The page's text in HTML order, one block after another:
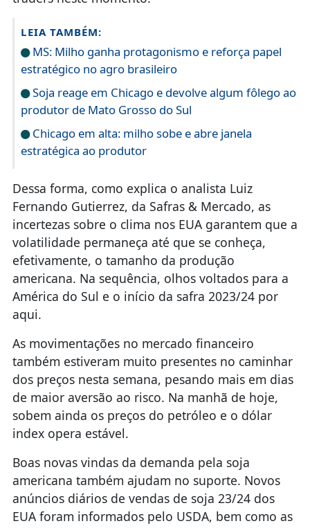
LEIA TAMBÉM:
MS: Milho ganha protagonismo e reforça papel
estratégico no agro brasileiro
Soja reage em Chicago e devolve algum fôlego ao
produtor de Mato Grosso do Sul
Chicago em alta: milho sobe e abre janela
estratégica ao produtor
Dessa forma, como explica o analista Luiz
Fernando Gutierrez, da Safras & Mercado, as
incertezas sobre o clima nos EUA garantem que a
volatilidade permaneça até que se conheça,
efetivamente, o tamanho da produção
americana. Na sequência, olhos voltados para a
América do Sul e o início da safra 2023/24 por
aqui.
As movimentações no mercado financeiro
também estiveram muito presentes no caminhar
dos preços nesta semana, pesando mais em dias
de maior aversão ao risco. Na manhã de hoje,
sobem ainda os preços do petróleo e o dólar
index opera estável.
Boas novas vindas da demanda pela soja
americana também ajudam no suporte. Novos
anúncios diários de vendas de soja 23/24 dos
EUA foram informados pelo USDA, bem como as